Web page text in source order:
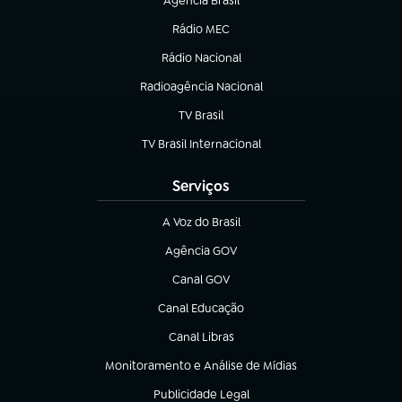
(abre em nova aba)
Rádio MEC
Rádio Nacional
(abre em nova aba)
Radioagência Nacional
(abre em nova aba)
TV Brasil
(abre em nova aba)
TV Brasil Internacional
(abre em nova aba)
Serviços
A Voz do Brasil
(abre em nova aba)
Agência GOV
(abre em nova aba)
Canal GOV
(abre em nova aba)
Canal Educação
(abre em nova aba)
Canal Libras
(abre em nova aba)
Monitoramento e Análise de Mídias
(abre em nova aba)
Publicidade Legal